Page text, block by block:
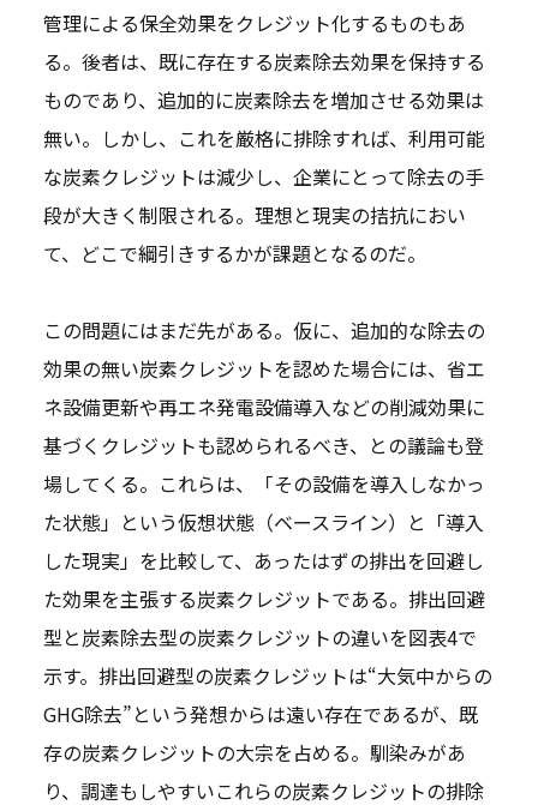
管理による保全効果をクレジット化するものもあ
る。後者は、既に存在する炭素除去効果を保持する
ものであり、追加的に炭素除去を増加させる効果は
無い。しかし、これを厳格に排除すれば、利用可能
な炭素クレジットは減少し、企業にとって除去の手
段が大きく制限される。理想と現実の拮抗におい
て、どこで綱引きするかが課題となるのだ。
この問題にはまだ先がある。仮に、追加的な除去の
効果の無い炭素クレジットを認めた場合には、省エ
ネ設備更新や再エネ発電設備導入などの削減効果に
基づくクレジットも認められるべき、との議論も登
場してくる。これらは、「その設備を導入しなかっ
た状態」という仮想状態（ベースライン）と「導入
した現実」を比較して、あったはずの排出を回避し
た効果を主張する炭素クレジットである。排出回避
型と炭素除去型の炭素クレジットの違いを図表4で
示す。排出回避型の炭素クレジットは“大気中からの
GHG除去”という発想からは遠い存在であるが、既
存の炭素クレジットの大宗を占める。馴染みがあ
り、調達もしやすいこれらの炭素クレジットの排除